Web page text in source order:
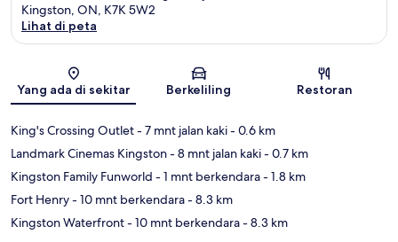
Kingston, ON, K7K 5W2
Lihat di peta
Yang ada di sekitar Berkeliling Restoran
King's Crossing Outlet- 7 mnt jalan kaki- 0.6 km
Landmark Cinemas Kingston- 8 mnt jalan kaki- 0.7 km
Kingston Family Funworld - 1 mnt berkendara- 1.8 km
Fort Henry- 10 mnt berkendara- 8.3 km
Kingston Waterfront- 10 mnt berkendara- 8.3 km